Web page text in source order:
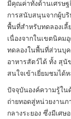
มีคุณค่าทั้งด้านเศรษ
การสนับสนุนจากผู้บริ
พื้นที่สำหรับทดลองเลี้
เนื่องจากในเขตนิคม
ทดลองในพื้นที่ส่วนบุ
อาหารสัตว์ได้ ทั้ง สุนั
สนใจเข้าเยี่ยมชมได้
ปัจจุบันองค์ความรู้ใน
ถ่ายทอดสู่หน่วยงานภ
กลางระยอง ซึ่งมีเศ